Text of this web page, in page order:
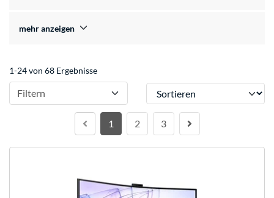
mehr anzeigen
1-24 von 68 Ergebnisse
Filtern Sortieren
1 2 3